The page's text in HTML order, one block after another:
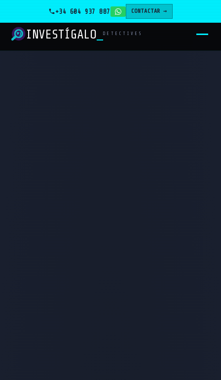
+34 604 937 887 CONTACTAR →
INVESTÍGALO DETECTIVES